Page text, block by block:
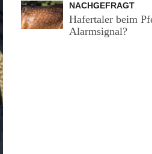
NACHGEFRAGT
Hafertaler beim
Alarmsignal?